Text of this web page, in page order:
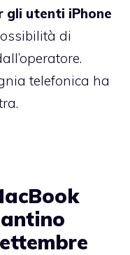
gli utenti iPhone
di
telefonica ha